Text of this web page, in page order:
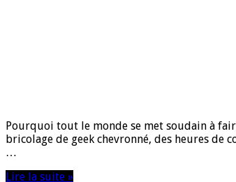
Pourquoi tout le monde se met soudain à
bricolage de geek chevronné, des heures de
…
Lire la suite »